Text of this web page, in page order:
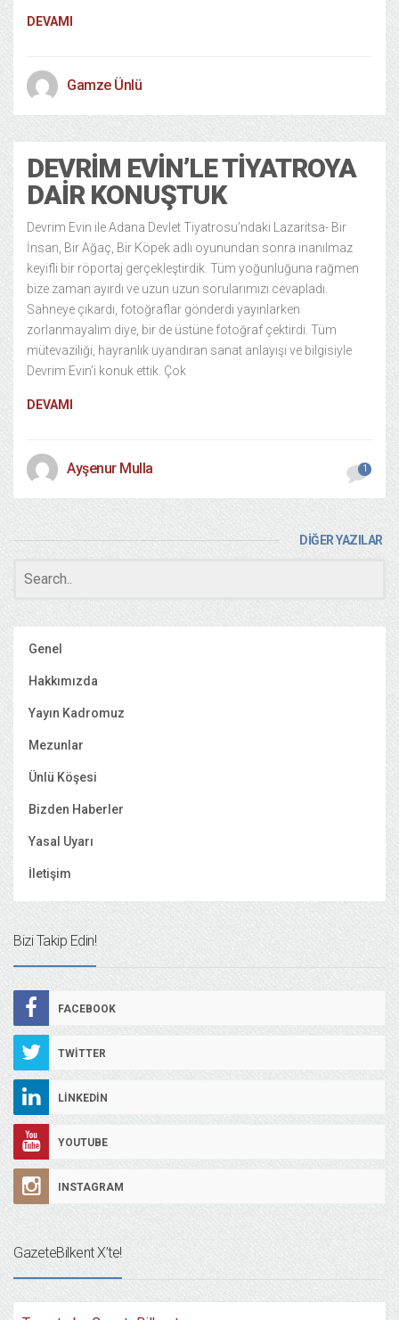
DEVAMI
Gamze Ünlü
DEVRIM EVIN’LE TIYATROYA
DAIR KONUŞTUK
Devrim Evin ile Adana Devlet Tiyatrosu’ndaki Lazaritsa- Bir
İnsan, Bir Ağaç, Bir Köpek adlı oyunundan sonra inanılmaz
keyifli bir röportaj gerçekleştirdik. Tüm yoğunluğuna rağmen
bize zaman ayırdı ve uzun uzun sorularımızı cevapladı.
Sahneye çıkardı, fotoğraflar gönderdi yayınlarken
zorlanmayalım diye, bir de üstüne fotoğraf çektirdi. Tüm
mütevaziliği, hayranlık uyandıran sanat anlayışı ve bilgisiyle
Devrim Evin’i konuk ettik. Çok
DEVAMI
Ayşenur Mulla 1
DİĞER YAZILAR
Genel
Hakkımızda
Yayın Kadromuz
Mezunlar
Ünlü Köşesi
Bizden Haberler
Yasal Uyarı
İletişim
Bizi Takip Edin!
FACEBOOK
TWITTER
LINKEDIN
YOUTUBE
INSTAGRAM
GazeteBilkent X’te!